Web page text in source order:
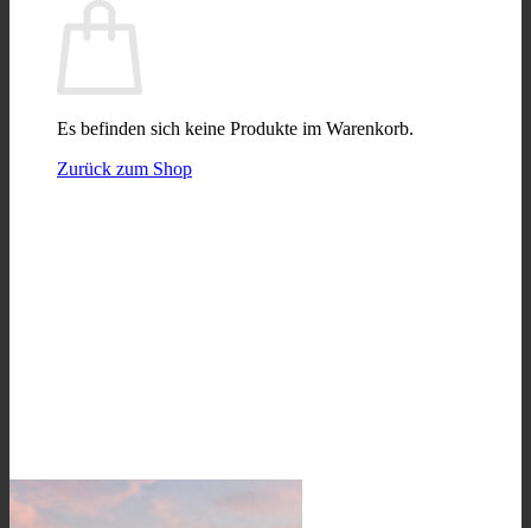
Es befinden sich keine Produkte im Warenkorb.
Zurück zum Shop